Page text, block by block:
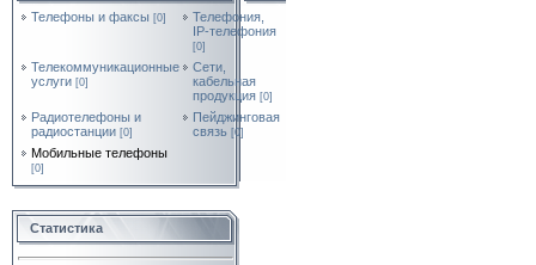
Телефоны и факсы [0]
Телефония,
IP-телефония
[0]
Телекоммуникационные
услуги [0]
Сети,
кабельная
продукция [0]
Радиотелефоны и
радиостанции [0]
Пейджинговая
связь [0]
Мобильные телефоны
[0]
Статистика